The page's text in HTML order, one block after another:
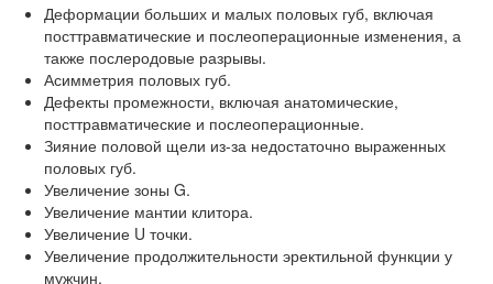
Деформации больших и малых половых губ, включая
посттравматические и послеоперационные изменения, а
также послеродовые разрывы.
Асимметрия половых губ.
Дефекты промежности, включая анатомические,
посттравматические и послеоперационные.
Зияние половой щели из-за недостаточно выраженных
половых губ.
Увеличение зоны G.
Увеличение мантии клитора.
Увеличение U точки.
Увеличение продолжительности эректильной функции у
мужчин.